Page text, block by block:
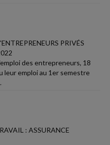
PRIVÉS
des entrepreneurs, 18
leur emploi au 1er semestre
: ASSURANCE